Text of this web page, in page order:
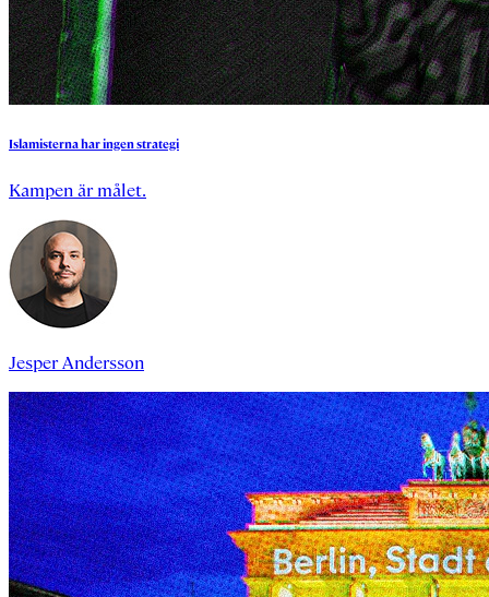
Islamisternaharingenstrategi
Kampen är målet.
Jesper Andersson